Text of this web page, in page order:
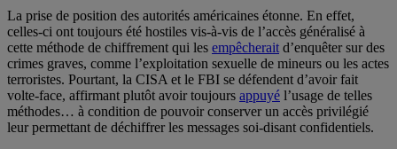
La prise de position des autorités américaines étonne. En effet,
celles-ci ont toujours été hostiles vis-à-vis de l’accès généralisé à
cette méthode de chiffrement qui les empêcherait d’enquêter sur des
crimes graves, comme l’exploitation sexuelle de mineurs ou les actes
terroristes. Pourtant, la CISA et le FBI se défendent d’avoir fait
volte-face, affirmant plutôt avoir toujours appuyé l’usage de telles
méthodes… à condition de pouvoir conserver un accès privilégié
leur permettant de déchiffrer les messages soi-disant confidentiels.